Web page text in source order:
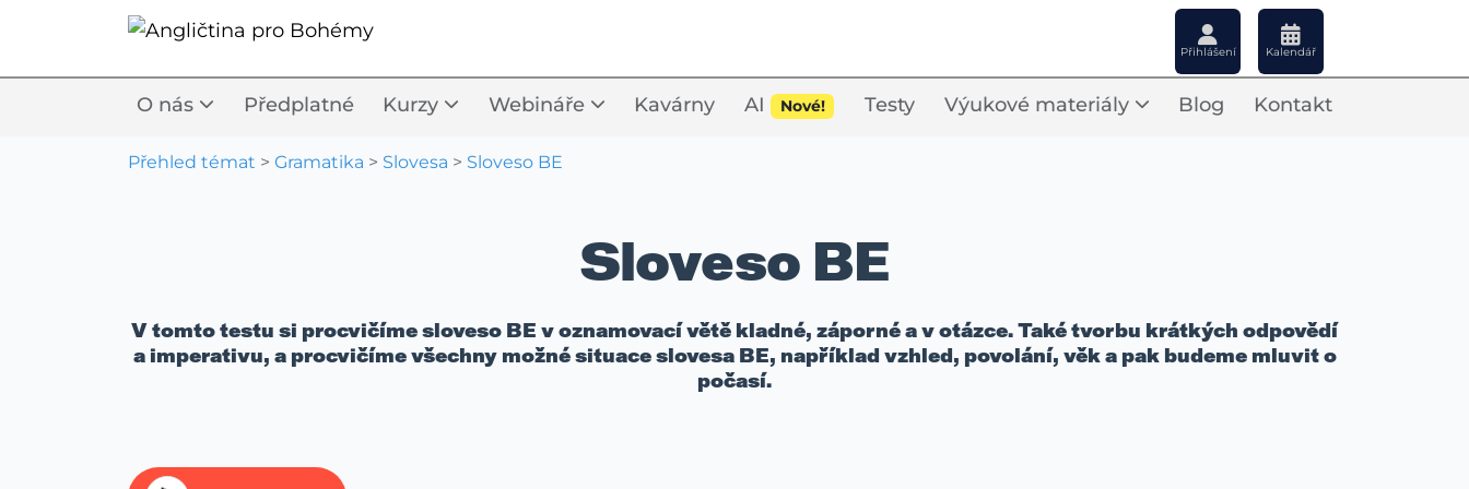
Přihlášení Kalendář
O nás Předplatné Kurzy Webináře Kavárny AI Nové! Testy Výukové materiály Blog Kontakt
Přehled témat > Gramatika > Slovesa > Sloveso BE
Sloveso BE
V tomto testu si procvičíme sloveso BE v oznamovací větě kladné, záporné a v otázce. Také tvorbu krátkých odpovědí
a imperativu, a procvičíme všechny možné situace slovesa BE, například vzhled, povolání, věk a pak budeme mluvit o
počasí.